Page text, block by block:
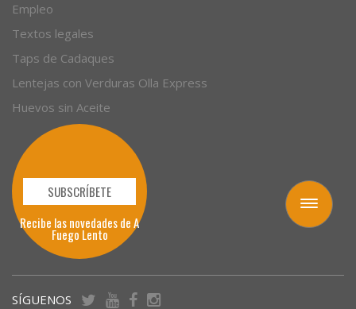
Toggle
navigation
Contacto
Empleo
Textos legales
Taps de Cadaques
Lentejas con Verduras Olla Express
Huevos sin Aceite
SUBSCRÍBETE
Recibe las novedades de A